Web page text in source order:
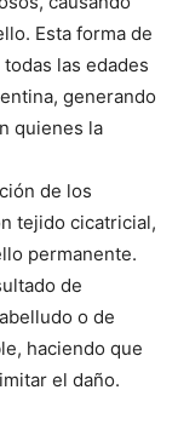
Esta forma de
las edades
generando
quienes la
de los
tejido cicatricial,
permanente.
de
o de
haciendo que
el daño.